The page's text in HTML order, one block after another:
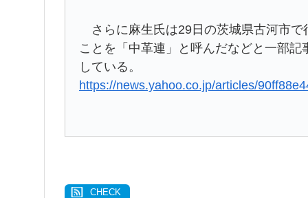
さらに麻生氏は29日の茨城県古河市で
ことを「中革連」と呼んだなどと一部
している。
https://news.yahoo.co.jp/articles/